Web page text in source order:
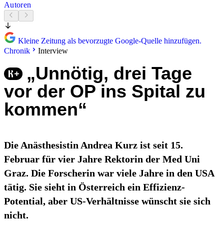
Autoren
Kleine Zeitung als bevorzugte Google-Quelle hinzufügen.
Chronik
Interview
„Unnötig, drei Tage
vor der OP ins Spital zu
kommen“
Die Anästhesistin Andrea Kurz ist seit 15.
Februar für vier Jahre Rektorin der Med Uni
Graz. Die Forscherin war viele Jahre in den USA
tätig. Sie sieht in Österreich ein Effizienz-
Potential, aber US-Verhältnisse wünscht sie sich
nicht.